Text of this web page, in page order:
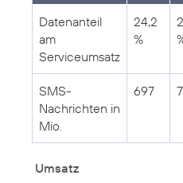
Datenanteil
am
Serviceumsatz
24,2
%
SMS-
Nachrichten in
Mio.
697
Umsatz